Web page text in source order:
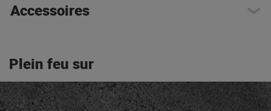
Accessoires
Plein feu sur